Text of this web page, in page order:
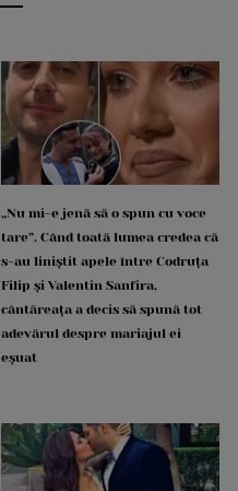
„Nu mi-e jenă să o spun cu voce
tare”. Când toată lumea credea că
s-au liniștit apele între Codruța
Filip și Valentin Sanfira,
cântăreața a decis să spună tot
adevărul despre mariajul ei
eșuat